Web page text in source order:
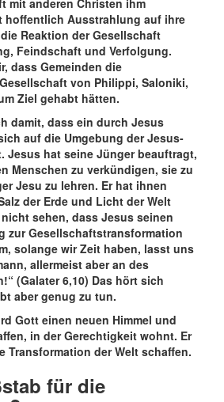
mit anderen Christen ihm
hoffentlich Ausstrahlung auf ihre
Reaktion der Gesellschaft
Feindschaft und Verfolgung.
dass Gemeinden die
von Philippi, Saloniki,
Ziel gehabt hätten.
damit, dass ein durch Jesus
auf die Umgebung der Jesus-
Jesus hat seine Jünger beauftragt,
Menschen zu verkündigen, sie zu
Jesu zu lehren. Er hat ihnen
der Erde und Licht der Welt
sehen, dass Jesus seinen
zur Gesellschaftstransformation
solange wir Zeit haben, lasst uns
allermeist aber an des
(Galater 6,10) Das hört sich
aber genug zu tun.
Gott einen neuen Himmel und
in der Gerechtigkeit wohnt. Er
Transformation der Welt schaffen.
für die